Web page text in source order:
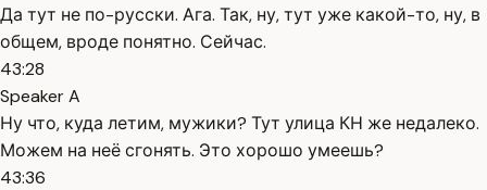
Да тут не по-русски. Ага. Так, ну, тут уже какой-то, ну, в
общем, вроде понятно. Сейчас.
43:28
Speaker A
Ну что, куда летим, мужики? Тут улица КН же недалеко.
Можем на неё сгонять. Это хорошо умеешь?
43:36